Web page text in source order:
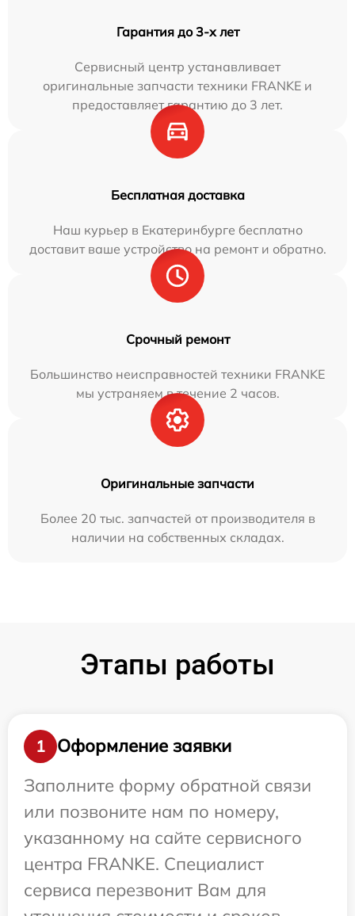
Гарантия до 3-х лет
Сервисный центр устанавливает
оригинальные запчасти техники FRANKE и
предоставляет гарантию до 3 лет.
Бесплатная доставка
Наш курьер в Екатеринбурге бесплатно
доставит ваше устройство на ремонт и обратно.
Срочный ремонт
Большинство неисправностей техники FRANKE
мы устраняем в течение 2 часов.
Оригинальные запчасти
Более 20 тыс. запчастей от производителя в
наличии на собственных складах.
Этапы работы
1
Оформление заявки
Заполните форму обратной связи
или позвоните нам по номеру,
указанному на сайте сервисного
центра FRANKE. Специалист
сервиса перезвонит Вам для